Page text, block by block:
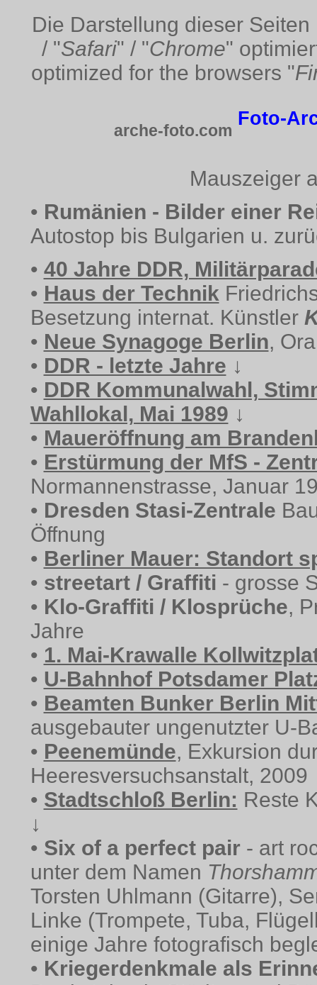
Die Darstellung dieser
/ "Safari" / "Chrome"
optimized for the browsers "
arche-foto.com
Foto-
Mauszeiger
• Rumänien - Bilder einer
Autostop bis Bulgarien u.
• 40 Jahre DDR,
• Haus der Technik
Besetzung internat. Künstler
• Neue Synagoge Berlin,
• DDR - letzte Jahre ↓
• DDR Kommunalwahl,
Wahllokal, Mai 1989 ↓
• Maueröffnung am
• Erstürmung der MfS -
Normannenstrasse, Januar
• Dresden Stasi-Zentrale
Öffnung
• Berliner Mauer: Standort
• streetart / Graffiti - grosse
• Klo-Graffiti / Klosprüche,
Jahre
• 1. Mai-Krawalle
• U-Bahnhof Potsdamer
• Beamten Bunker Berlin
ausgebauter ungenutzter U-
• Peenemünde, Exkursion
Heeresversuchsanstalt, 2009
• Stadtschloß Berlin: Reste
↓
• Six of a perfect pair- art
unter dem Namen
Torsten Uhlmann (Gitarre),
Linke (Trompete, Tuba,
einige Jahre fotografisch
• Kriegerdenkmale als